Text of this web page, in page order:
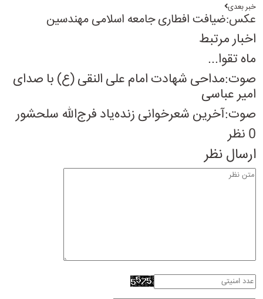
خبر بعدی
عکس:ضیافت افطاری جامعه اسلامی مهندسین
اخبار مرتبط
ماه تقوا...
صوت:مداحی شهادت امام علی النقی (ع) با صدای
امیر عباسی
صوت:آخرین شعرخوانی زنده‌یاد فرج‌الله سلحشور
0 نظر
ارسال نظر